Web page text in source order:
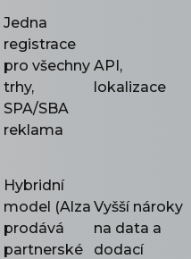
Jedna
registrace
pro všechny
trhy,
SPA/SBA
reklama
API,
lokalizace
Hybridní
model (Alza
prodává
partnerské
Vyšší nároky
na data a
dodací